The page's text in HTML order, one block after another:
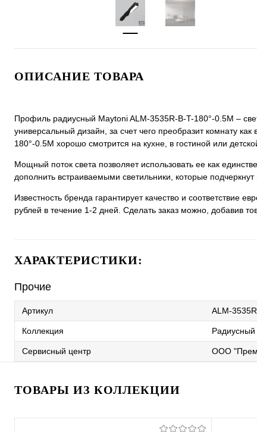
ОПИСАНИЕ ТОВАРА
Профиль радиусный Maytoni ALM-3535R-B-T-180°-0.5M –
универсальный дизайн, за счет чего преобразит комнату
180°-0.5M хорошо смотрится на кухне, в гостиной или
Мощный поток света позволяет использовать ее как
дополнить встраиваемыми светильники, которые
Известность бренда гарантирует качество и соответствие
рублей в течение 1-2 дней. Сделать заказ можно, добавив
ХАРАКТЕРИСТИКИ:
Прочие
Артикул ALM-
Коллекция
Сервисный центр ООО
ТОВАРЫ ИЗ КОЛЛЕКЦИИ